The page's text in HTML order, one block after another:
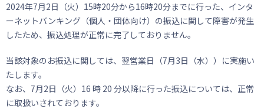
2024年7月2日（火）15時20分から16時20分までに行った、インタ
ーネットバンキング（個人・団体向け）の振込に関して障害が発生
したため、振込処理が正常に完了しておりません。
当該対象のお振込に関しては、翌営業日（7月3日（水））に実施い
たします。
なお、7月2日（火）16 時 20 分以降に行った振込については、正常
に取扱いされております。